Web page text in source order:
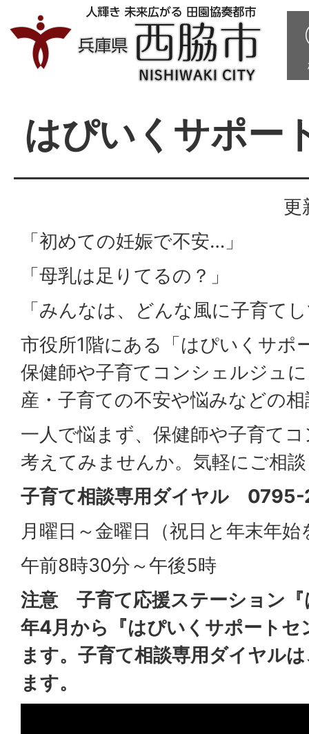
はぴいくサポー
更
「初めての妊娠で不安…」
「母乳は足りてるの？」
「みんなは、どんな風に子育て
市役所1階にある「はぴいくサポ
保健師や子育てコンシェルジュ
産・子育ての不安や悩みなどの
一人で悩まず、保健師や子育て
考えてみませんか。気軽にご相
子育て相談専用ダイヤル
月曜日～金曜日（祝日と年末年始
午前8時30分～午後5時
注意 子育て応援ステーション『
年4月から『はぴいくサポートセ
ます。子育て相談専用ダイヤル
ます。